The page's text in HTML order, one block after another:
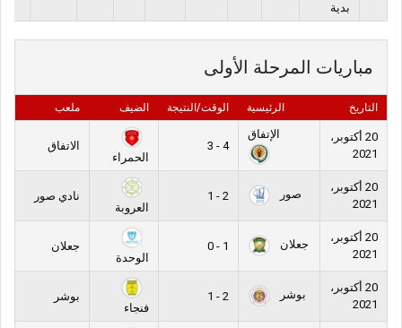
بدية
مباريات المرحلة الأولى
التاريخ الرئيسية الوقت/النتيجة الضيف ملعب
20 أكتوبر،
2021
الإتفاق
4 - 3
الحمراء
الاتفاق
20 أكتوبر،
2021
صور
2 - 1
العروبة
نادي صور
20 أكتوبر،
2021
جعلان
1 - 0
الوحدة
جعلان
20 أكتوبر،
2021
بوشر
2 - 1
فنجاء
بوشر